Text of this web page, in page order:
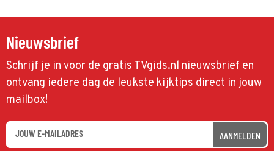
Nieuwsbrief
Schrijf je in voor de gratis TVgids.nl nieuwsbrief en
ontvang iedere dag de leukste kijktips direct in jouw
mailbox!
AANMELDEN